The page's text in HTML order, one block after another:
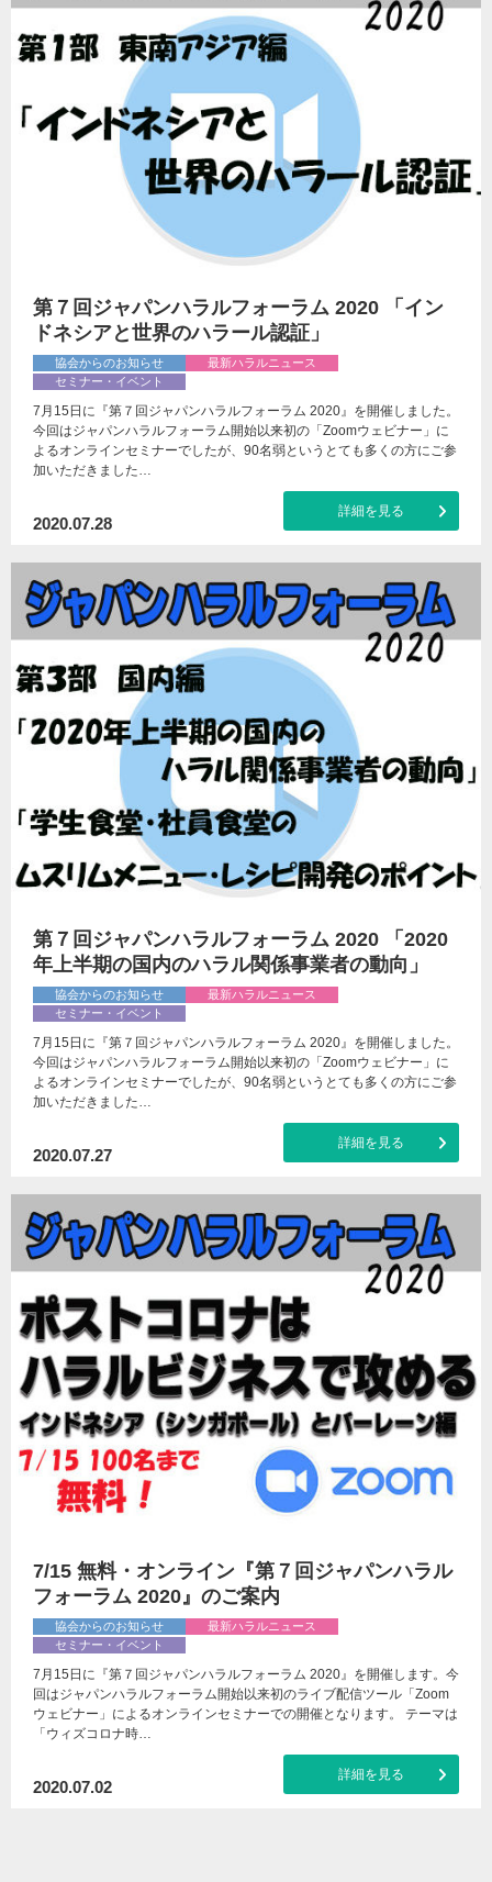
第７回ジャパンハラルフォーラム 2020 「イン
ドネシアと世界のハラール認証」
協会からのお知らせ
最新ハラルニュース
セミナー・イベント
7月15日に『第７回ジャパンハラルフォーラム 2020』を開催しました。
今回はジャパンハラルフォーラム開始以来初の「Zoomウェビナー」に
よるオンラインセミナーでしたが、90名弱というとても多くの方にご参
加いただきました…
2020.07.28
詳細を見る
第７回ジャパンハラルフォーラム 2020 「2020
年上半期の国内のハラル関係事業者の動向」
協会からのお知らせ
最新ハラルニュース
セミナー・イベント
7月15日に『第７回ジャパンハラルフォーラム 2020』を開催しました。
今回はジャパンハラルフォーラム開始以来初の「Zoomウェビナー」に
よるオンラインセミナーでしたが、90名弱というとても多くの方にご参
加いただきました…
2020.07.27
詳細を見る
7/15 無料・オンライン『第７回ジャパンハラル
フォーラム 2020』のご案内
協会からのお知らせ
最新ハラルニュース
セミナー・イベント
7月15日に『第７回ジャパンハラルフォーラム 2020』を開催します。今
回はジャパンハラルフォーラム開始以来初のライブ配信ツール「Zoom
ウェビナー」によるオンラインセミナーでの開催となります。 テーマは
「ウィズコロナ時…
2020.07.02
詳細を見る